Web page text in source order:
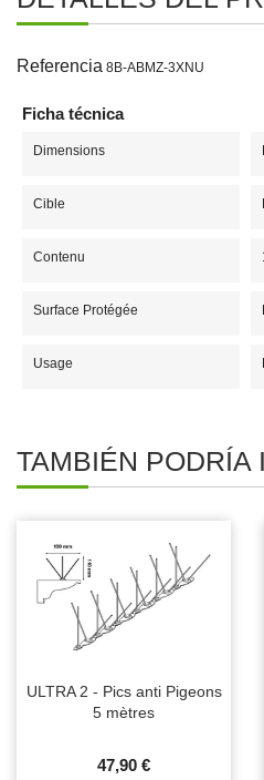
Referencia 8B-ABMZ-3XNU
Ficha técnica
Dimensions
Cible
Contenu
Surface Protégée
Usage
TAMBIÉN PODRÍA
ULTRA 2 - Pics anti Pigeons
5 mètres
47,90 €